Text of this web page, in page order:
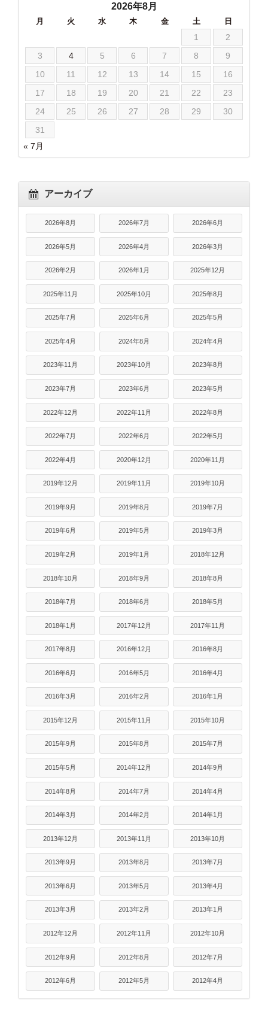
2026年8月
月 火 水 木 金 土 日
1
2
3
4 5 6 7 8
9
10
11 12 13 14 15
16
17
18 19 20 21 22
23
24
25 26 27 28 29
30
31
« 7月
アーカイブ
2026年8月 2026年7月 2026年6月
2026年5月 2026年4月 2026年3月
2026年2月 2026年1月 2025年12月
2025年11月 2025年10月 2025年8月
2025年7月 2025年6月 2025年5月
2025年4月 2024年8月 2024年4月
2023年11月 2023年10月 2023年8月
2023年7月 2023年6月 2023年5月
2022年12月 2022年11月 2022年8月
2022年7月 2022年6月 2022年5月
2022年4月 2020年12月 2020年11月
2019年12月 2019年11月 2019年10月
2019年9月 2019年8月 2019年7月
2019年6月 2019年5月 2019年3月
2019年2月 2019年1月 2018年12月
2018年10月 2018年9月 2018年8月
2018年7月 2018年6月 2018年5月
2018年1月 2017年12月 2017年11月
2017年8月 2016年12月 2016年8月
2016年6月 2016年5月 2016年4月
2016年3月 2016年2月 2016年1月
2015年12月 2015年11月 2015年10月
2015年9月 2015年8月 2015年7月
2015年5月 2014年12月 2014年9月
2014年8月 2014年7月 2014年4月
2014年3月 2014年2月 2014年1月
2013年12月 2013年11月 2013年10月
2013年9月 2013年8月 2013年7月
2013年6月 2013年5月 2013年4月
2013年3月 2013年2月 2013年1月
2012年12月 2012年11月 2012年10月
2012年9月 2012年8月 2012年7月
2012年6月 2012年5月 2012年4月